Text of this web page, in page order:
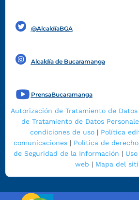
@AlcaldíaBGA
Alcaldía de Bucaramanga
PrensaBucaramanga
Autorización de Tratamiento de Datos
de Tratamiento de Datos
condiciones de uso | Política
comunicaciones| Política de
de Seguridad de la Información |
web | Mapa del